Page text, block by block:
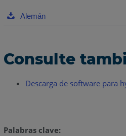
Alemán
Consulte
Descarga de software para
Palabras clave: